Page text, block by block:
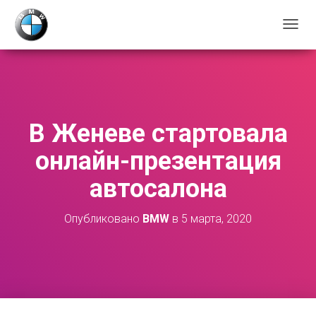
Е
В Женеве стартовала
онлайн-презентация
автосалона
Опубликовано BMW в 5 марта, 2020